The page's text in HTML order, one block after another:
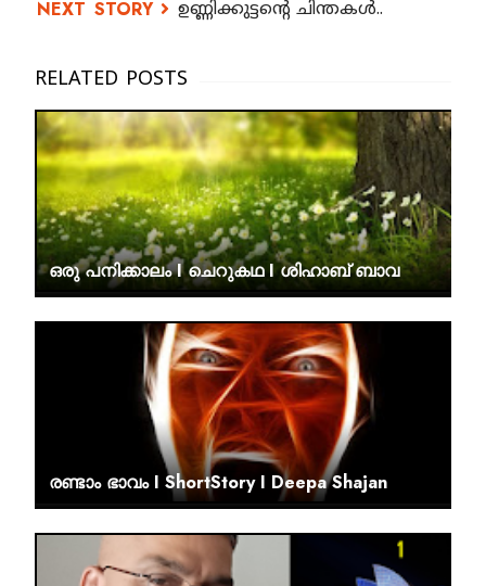
ഉണ്ണിക്കുട്ടന്റെ ചിന്തകൾ..
ഒരു പനിക്കാലം I ചെറുകഥ I ശിഹാബ് ബാവ
രണ്ടാം ഭാവം I ShortStory I Deepa Shajan